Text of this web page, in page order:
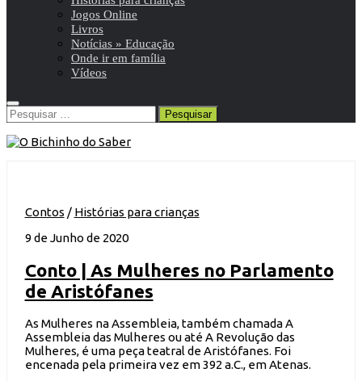
Jogos Online
Livros
Notícias » Educação
Onde ir em família
Vídeos
Pesquisar
por:
Contos / Histórias para crianças
9 de Junho de 2020
Conto | As Mulheres no Parlamento
de Aristófanes
As Mulheres na Assembleia, também chamada A
Assembleia das Mulheres ou até A Revolução das
Mulheres, é uma peça teatral de Aristófanes. Foi
encenada pela primeira vez em 392 a.C., em Atenas.